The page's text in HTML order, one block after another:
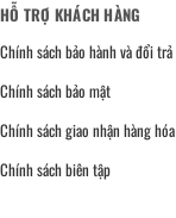
HỖ TRỢ KHÁCH HÀNG
Chính sách bảo hành và đổi trả
Chính sách bảo mật
Chính sách giao nhận hàng hóa
Chính sách biên tập